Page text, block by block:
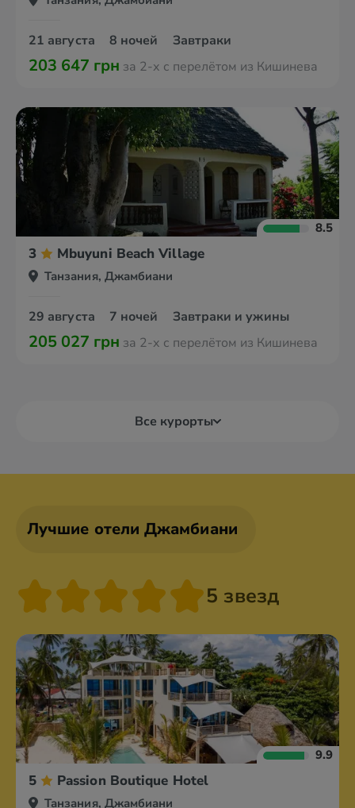
21 августа 8 ночей Завтраки
203 647 грн за 2-х с перелётом из Кишинева
8.5
3 Mbuyuni Beach Village
Танзания, Джамбиани
29 августа 7 ночей Завтраки и ужины
205 027 грн за 2-х с перелётом из Кишинева
Все курорты
Лучшие отели Джамбиани
5 звезд
9.9
5 Passion Boutique Hotel
Танзания, Джамбиани